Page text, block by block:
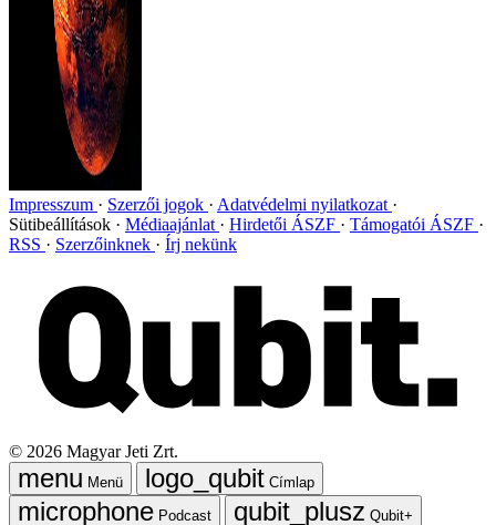
Impresszum Szerzői jogok
Adatvédelmi nyilatkozat
Sütibeállítások
Médiaajánlat Hirdetői ÁSZF
Támogatói ÁSZF
RSS
Szerzőinknek Írj nekünk
© 2026 Magyar Jeti Zrt.
Menü
Címlap
Podcast
Qubit+